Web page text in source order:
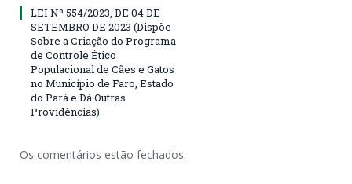
LEI Nº 554/2023, DE 04 DE
SETEMBRO DE 2023 (Dispõe
Sobre a Criação do Programa
de Controle Ético
Populacional de Cães e Gatos
no Município de Faro, Estado
do Pará e Dá Outras
Providências)
Os comentários estão fechados.